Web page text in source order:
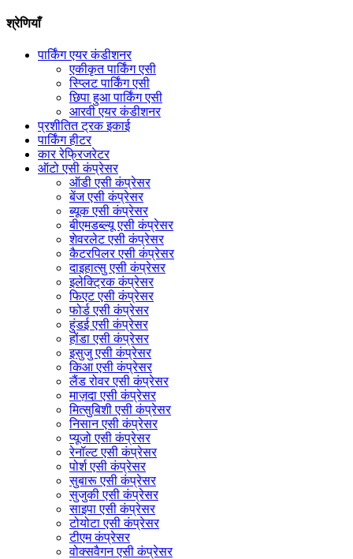
श्रेणियाँ
पार्किंग एयर कंडीशनर
एकीकृत पार्किंग एसी
स्प्लिट पार्किंग एसी
छिपा हुआ पार्किंग एसी
आरवी एयर कंडीशनर
प्रशीतित ट्रक इकाई
पार्किंग हीटर
कार रेफ्रिजरेटर
ऑटो एसी कंप्रेसर
ऑडी एसी कंप्रेसर
बेंज एसी कंप्रेसर
ब्यूक एसी कंप्रेसर
बीएमडब्ल्यू एसी कंप्रेसर
शेवरलेट एसी कंप्रेसर
कैटरपिलर एसी कंप्रेसर
दाइहात्सु एसी कंप्रेसर
इलेक्ट्रिक कंप्रेसर
फिएट एसी कंप्रेसर
फोर्ड एसी कंप्रेसर
हुंडई एसी कंप्रेसर
होंडा एसी कंप्रेसर
इसुजु एसी कंप्रेसर
किआ एसी कंप्रेसर
लैंड रोवर एसी कंप्रेसर
माज़दा एसी कंप्रेसर
मित्सुबिशी एसी कंप्रेसर
निसान एसी कंप्रेसर
प्यूजो एसी कंप्रेसर
रेनॉल्ट एसी कंप्रेसर
पोर्श एसी कंप्रेसर
सुबारू एसी कंप्रेसर
सुजुकी एसी कंप्रेसर
साइपा एसी कंप्रेसर
टोयोटा एसी कंप्रेसर
टीएम कंप्रेसर
वोक्सवैगन एसी कंप्रेसर